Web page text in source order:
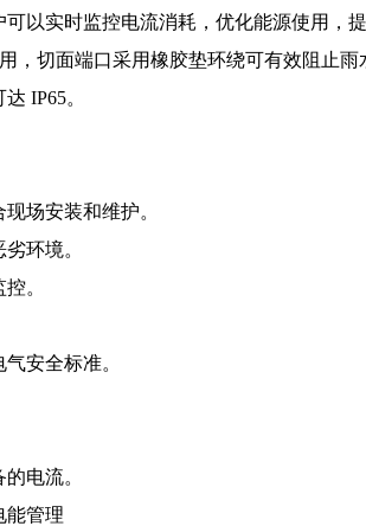
以实时监控电流消耗，优化能源使用，
，切面端口采用橡胶垫环绕可有效阻止
IP65。
场安装和维护。
环境。
。
安全标准。
电流。
能管理